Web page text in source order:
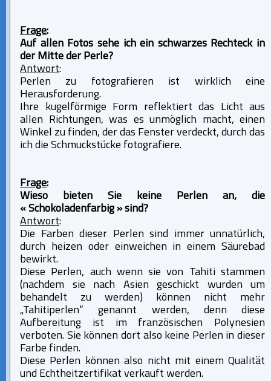
Frage:
Auf allen Fotos sehe ich ein schwarzes Rechteck in
der Mitte der Perle?
Antwort:
Perlen zu fotografieren ist wirklich eine
Herausforderung.
Ihre kugelförmige Form reflektiert das Licht aus
allen Richtungen, was es unmöglich macht, einen
Winkel zu finden, der das Fenster verdeckt, durch das
ich die Schmuckstücke fotografiere.
Frage:
Wieso bieten Sie keine Perlen an, die
« Schokoladenfarbig » sind?
Antwort:
Die Farben dieser Perlen sind immer unnatürlich,
durch heizen oder einweichen in einem Säurebad
bewirkt.
Diese Perlen, auch wenn sie von Tahiti stammen
(nachdem sie nach Asien geschickt wurden um
behandelt zu werden) können nicht mehr
„Tahitiperlen“ genannt werden, denn diese
Aufbereitung ist im französischen Polynesien
verboten. Sie können dort also keine Perlen in dieser
Farbe finden.
Diese Perlen können also nicht mit einem Qualität
und Echtheitzertifikat verkauft werden.